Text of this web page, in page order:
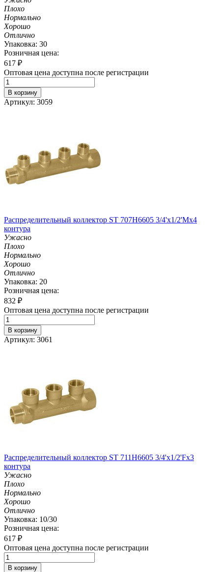
Плохо
Нормально
Хорошо
Отлично
Упаковка: 30
Розничная цена:
617 ₽
Оптовая цена доступна после регистрации
В корзину
Артикул: 3059
Распределительный коллектор ST 707H6605 3/4'х1/2'Мх4
контура
Ужасно
Плохо
Нормально
Хорошо
Отлично
Упаковка: 20
Розничная цена:
832 ₽
Оптовая цена доступна после регистрации
В корзину
Артикул: 3061
Распределительный коллектор ST 711H6605 3/4'х1/2'Fх3
контура
Ужасно
Плохо
Нормально
Хорошо
Отлично
Упаковка: 10/30
Розничная цена:
617 ₽
Оптовая цена доступна после регистрации
В корзину